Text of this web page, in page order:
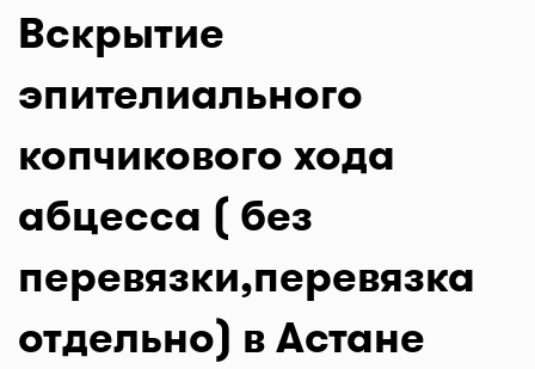
Вскрытие
эпителиального
копчикового хода
абцесса ( без
перевязки,перевязка
отдельно) в Астане